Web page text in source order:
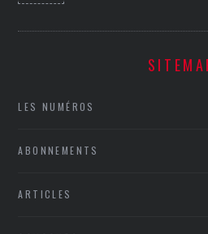
LES NUMÉROS
ABONNEMENTS
ARTICLES